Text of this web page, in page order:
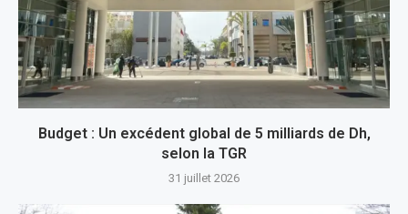
Budget : Un excédent global de 5 milliards de Dh,
selon la TGR
31 juillet 2026